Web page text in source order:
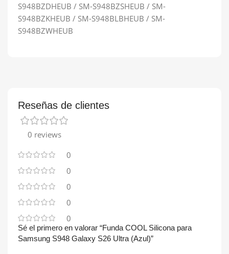
S948BZDHEUB / SM-S948BZSHEUB / SM-
S948BZKHEUB / SM-S948BLBHEUB / SM-
S948BZWHEUB
Reseñas de clientes
0 reviews
0
0
0
0
0
Sé el primero en valorar “Funda COOL Silicona para
Samsung S948 Galaxy S26 Ultra (Azul)”